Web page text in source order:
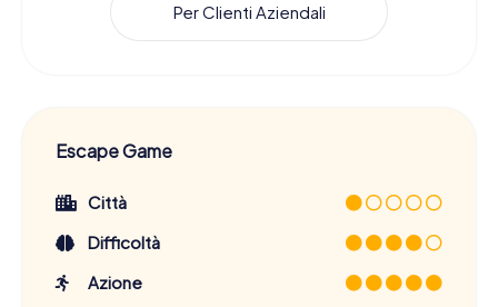
Per Clienti Aziendali
Escape Game
Città
Difficoltà
Azione